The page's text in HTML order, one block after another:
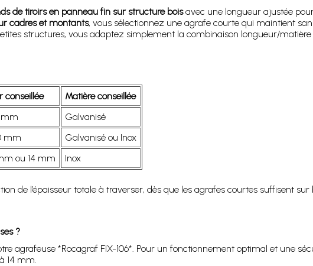
de tiroirs en panneau fin sur structure boisavec une longueur ajustée
cadres et montants, vous sélectionnez une agrafe courte qui maintient
structures, vous adaptez simplement la combinaison longueur/matière
conseillée
Matière conseillée
Galvanisé
mm
Galvanisé ou Inox
ou 14 mm Inox
de l’épaisseur totale à traverser, dès que les agrafes courtes suffisent
?
agrafeuse *Rocagraf FIX-106*. Pour un fonctionnement optimal et une
14 mm.